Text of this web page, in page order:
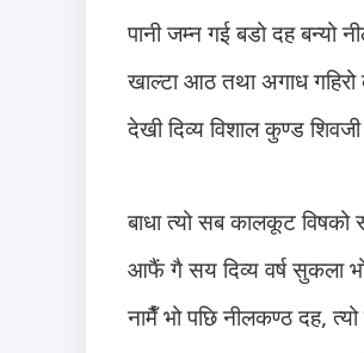
पानी जम्न गई बडो दह बन्यो
खाल्टा आठ तथा अगाध
देखी दिव्य विशाल कुण्ड
बाधा त्यो सब कालकूट विषको
आफैं गै सय दिव्य वर्ष सुकला
नामैँ भो पछि नीलकण्ठ दह,